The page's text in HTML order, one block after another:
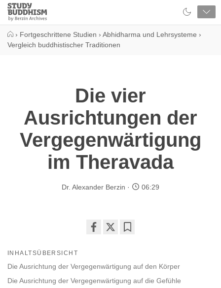
Close
Study
Buddhism
› Fortgeschrittene Studien › Abhidharma und Lehrsysteme ›
Vergleich buddhistischer Traditionen
Die vier
Ausrichtungen der
Vergegenwärtigung
im Theravada
Dr. Alexander Berzin 06:29
facebook
INHALTSÜBERSICHT
Die Ausrichtung der Vergegenwärtigung auf den Körper
Die Ausrichtung der Vergegenwärtigung auf die Gefühle